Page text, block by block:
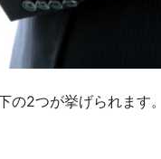
2つが挙げられます。